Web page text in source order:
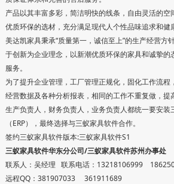
产品以其丰富多彩，简洁明快的线条，自由灵活的空
优质环保的选材，充分满足现代人个性品味追求和健
美达凯家具秉承“质量第一，诚信至上”的生产经营方
于创新为企业理念，以新潮优质环保的家具和诚挚的
服务。
为了提升企业管理，工厂管理正规化，固化工作流程
经营数据及各种分析报表，相同的工作不重复做，提
生产负责人，财务负责人，业务负责人都统一要安装
（ERP），最终选择与三蚁家具软件合作。
签约三蚁家具软件版本:三蚁家具软件S1
三蚁家具软件华东分公司/三蚁家具软件苏州办事处
联系人：吴经理 联系电话：13218106999
远程QQ：381907033 361911689